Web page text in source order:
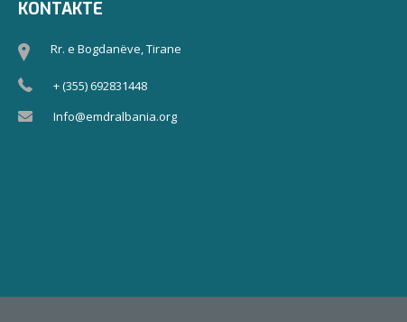
KONTAKTE
Rr. e Bogdanëve, Tirane
+ (355) 692831448
Info@emdralbania.org